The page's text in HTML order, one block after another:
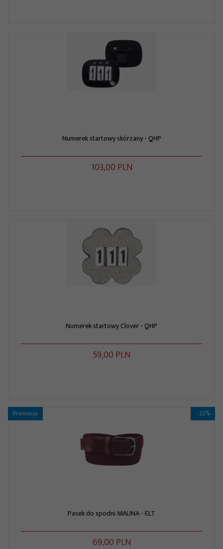
Numerek startowy skórzany - QHP
103,00 PLN
Numerek startowy Clover - QHP
59,00 PLN
Promocja - 22%
Pasek do spodni MALINA - ELT
69,00 PLN